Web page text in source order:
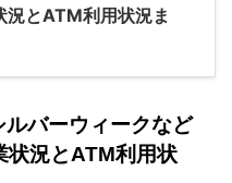
況とATM利用状況ま
バーウィークなど
状況とATM利用状